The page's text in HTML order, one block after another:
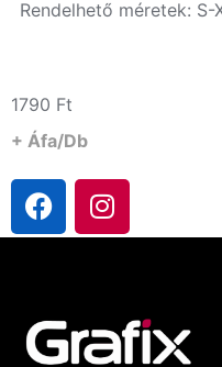
Rendelhető méretek: S-
1790 Ft
+ Áfa/db